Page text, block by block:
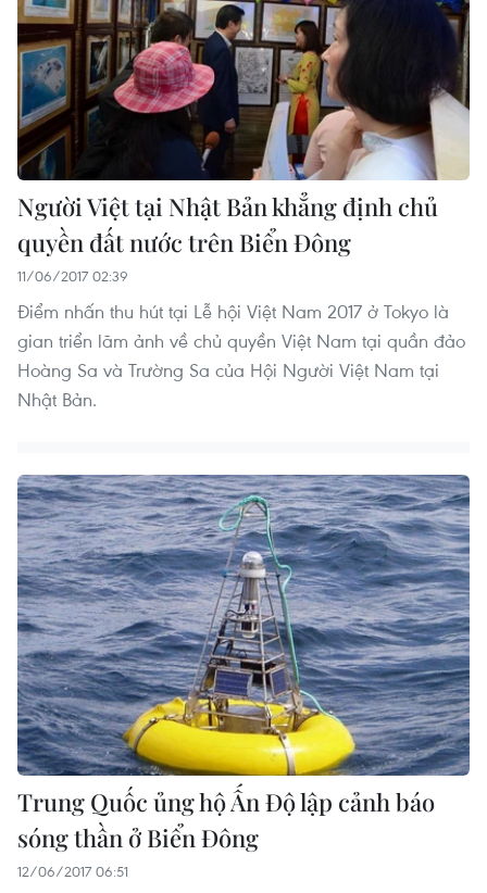
Người Việt tại Nhật Bản khẳng định chủ
quyền đất nước trên Biển Đông
11/06/2017 02:39
Điểm nhấn thu hút tại Lễ hội Việt Nam 2017 ở Tokyo là
gian triển lãm ảnh về chủ quyền Việt Nam tại quần đảo
Hoàng Sa và Trường Sa của Hội Người Việt Nam tại
Nhật Bản.
Trung Quốc ủng hộ Ấn Độ lập cảnh báo
sóng thần ở Biển Đông
12/06/2017 06:51